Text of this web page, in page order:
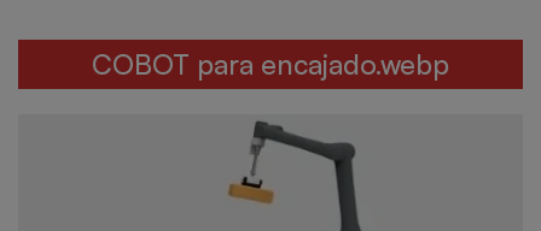
COBOT para encajado.webp